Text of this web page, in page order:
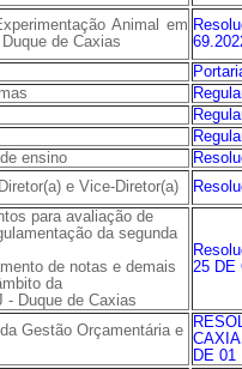
Animal em
de Caxias
ensino
e Vice-Diretor(a)
para avaliação de
da segunda
de notas e demais
da
- Duque de Caxias
25 DE
Gestão Orçamentária e
DE 01